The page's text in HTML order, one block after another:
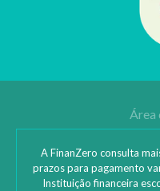
A FinanZero consulta
prazos para pagamento
Instituição financeira